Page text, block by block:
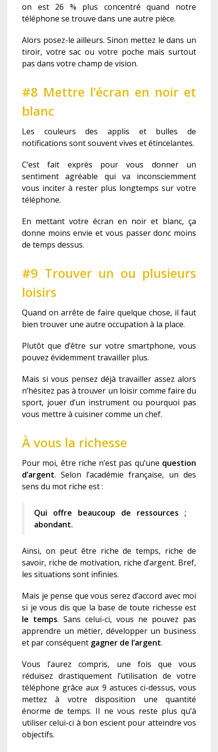
on est 26 % plus concentré quand notre
téléphone se trouve dans une autre pièce.
Alors posez-le ailleurs. Sinon mettez le dans un
tiroir, votre sac ou votre poche mais surtout
pas dans votre champ de vision.
#8 Mettre l’écran en noir et
blanc
Les couleurs des applis et bulles de
notifications sont souvent vives et étincelantes.
C’est fait exprès pour vous donner un
sentiment agréable qui va inconsciemment
vous inciter à rester plus longtemps sur votre
téléphone.
En mettant votre écran en noir et blanc, ça
donne moins envie et vous passer donc moins
de temps dessus.
#9 Trouver un ou plusieurs
loisirs
Quand on arrête de faire quelque chose, il faut
bien trouver une autre occupation à la place.
Plutôt que d’être sur votre smartphone, vous
pouvez évidemment travailler plus.
Mais si vous pensez déjà travailler assez alors
n’hésitez pas à trouver un loisir comme faire du
sport, jouer d’un instrument ou pourquoi pas
vous mettre à cuisiner comme un chef.
À vous la richesse
Pour moi, être riche n’est pas qu’une question
d’argent. Selon l’académie française, un des
sens du mot riche est :
Qui offre beaucoup de ressources ;
abondant.
Ainsi, on peut être riche de temps, riche de
savoir, riche de motivation, riche d’argent. Bref,
les situations sont infinies.
Mais je pense que vous serez d’accord avec moi
si je vous dis que la base de toute richesse est
le temps. Sans celui-ci, vous ne pouvez pas
apprendre un métier, développer un business
et par conséquent gagner de l’argent.
Vous l’aurez compris, une fois que vous
réduisez drastiquement l’utilisation de votre
téléphone grâce aux 9 astuces ci-dessus, vous
mettez à votre disposition une quantité
énorme de temps. Il ne vous reste plus qu’à
utiliser celui-ci à bon escient pour atteindre vos
objectifs.